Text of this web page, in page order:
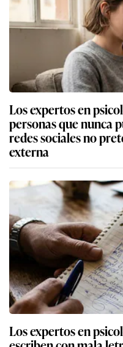
Los expertos en
personas que nunca
redes sociales no
externa
Los expertos en